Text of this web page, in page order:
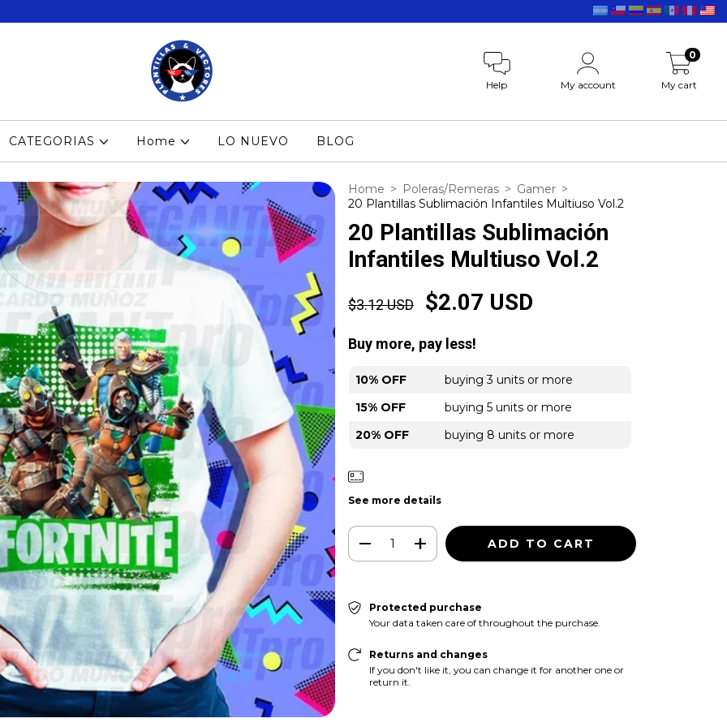
Help My account My cart
0
CATEGORIAS Home LO NUEVO BLOG
Home > Poleras/Remeras > Gamer >
20 Plantillas Sublimación Infantiles Multiuso Vol.2
20 Plantillas Sublimación
Infantiles Multiuso Vol.2
$3.12 USD $2.07 USD
Buy more, pay less!
10% OFF
buying 3 units or more
15% OFF
buying 5 units or more
20% OFF
buying 8 units or more
See more details
Protected purchase
Your data taken care of throughout the purchase.
Returns and changes
If you don't like it, you can change it for another one or
return it.